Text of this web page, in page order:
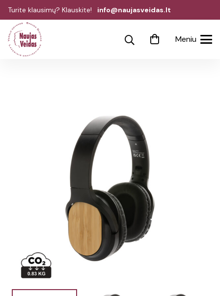
Turite klausimų? Klauskite! info@naujasveidas.lt
Meniu